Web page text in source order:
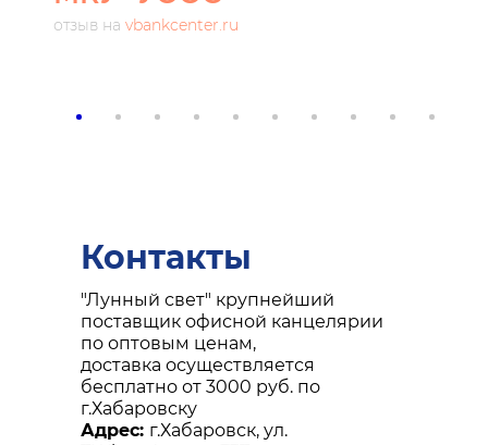
отзыв на vbankcenter.ru
"Лунный свет" крупнейший
поставщик офисной канцелярии
по оптовым ценам,
доставка осуществляется
бесплатно от 3000 руб. по
г.Хабаровску
Адрес: г.Хабаровск, ул.
Контакты